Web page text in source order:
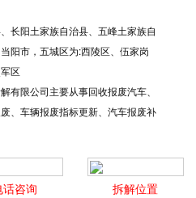
长阳土家族自治县、五峰土家族自
阳市，五城区为:西陵区、伍家岗
区
有限公司主要从事回收报废汽车、
、车辆报废指标更新、汽车报废补
拆解位置
话咨询